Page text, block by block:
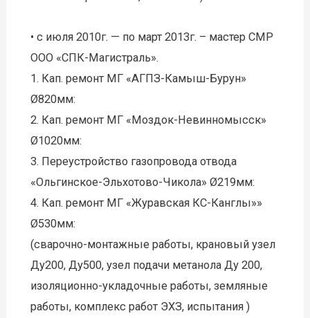
• с июля 2010г. — по март 2013г. – мастер СМР
ООО «СПК-Магистраль».
1. Кап. ремонт МГ «АГПЗ-Камыш-Бурун»
Ø820мм:
2. Кап. ремонт МГ «Моздок-Невинномысск»
Ø1020мм:
3. Переустройство газопровода отвода
«Ольгинское-Эльхотово-Чикола» Ø219мм:
4. Кап. ремонт МГ «Журавская КС-Канглы»»
Ø530мм:
(сварочно-монтажные работы, крановый узел
Ду200, Ду500, узел подачи метанола Ду 200,
изоляционно-укладочные работы, земляные
работы, комплекс работ ЭХЗ, испытания )